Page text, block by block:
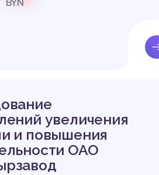
BYN
увеличения
и повышения
ОАО